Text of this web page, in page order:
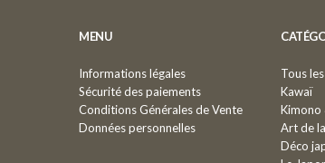
MENU
Informations légales
Sécurité des paiements
Conditions Générales de Vente
Données personnelles
Tous
Kawaï
Kimono
Art de
Déco